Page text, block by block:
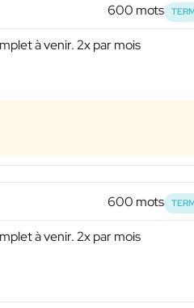
600 mots
à venir. 2x par mois
600 mots
à venir. 2x par mois